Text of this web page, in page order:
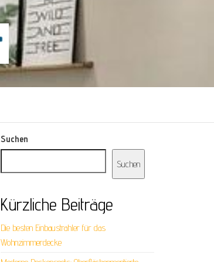
Suchen
Suchen
Kürzliche Beiträge
Die besten Einbaustrahler für das
Wohnzimmerdecke